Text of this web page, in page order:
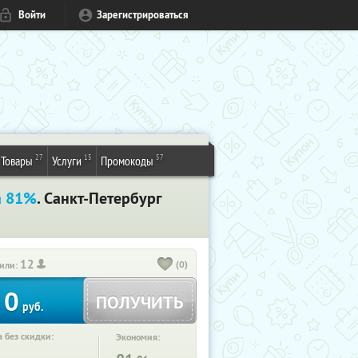
Войти Зарегистрироваться
Товары 27 Услуги 15 Промокоды 57
81%. Санкт-Петербург
12 (0)
0 руб. ПОЛУЧИТЬ
без скидки: Экономия: